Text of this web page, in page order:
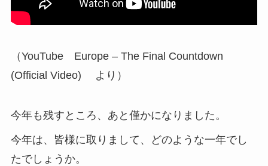
（YouTube Europe – The Final Countdown
(Official Video) より）
今年も残すところ、あと僅かになりました。
今年は、皆様に取りまして、どのような一年でし
たでしょうか。